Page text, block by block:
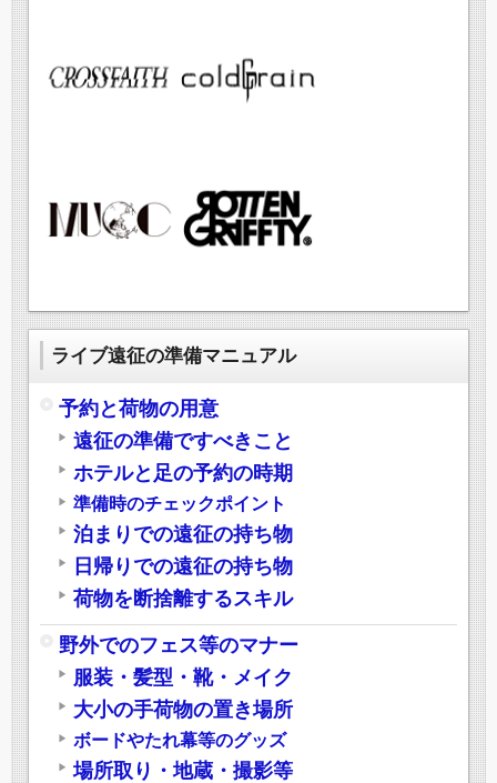
ライブ遠征の準備マニュアル
予約と荷物の用意
遠征の準備ですべきこと
ホテルと足の予約の時期
準備時のチェックポイント
泊まりでの遠征の持ち物
日帰りでの遠征の持ち物
荷物を断捨離するスキル
野外でのフェス等のマナー
服装・髪型・靴・メイク
大小の手荷物の置き場所
ボードやたれ幕等のグッズ
場所取り・地蔵・撮影等